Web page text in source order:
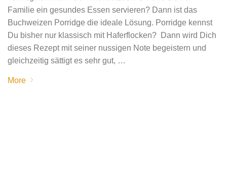
Familie ein gesundes Essen servieren? Dann ist das
Buchweizen Porridge die ideale Lösung. Porridge kennst
Du bisher nur klassisch mit Haferflocken? Dann wird Dich
dieses Rezept mit seiner nussigen Note begeistern und
gleichzeitig sättigt es sehr gut, …
More